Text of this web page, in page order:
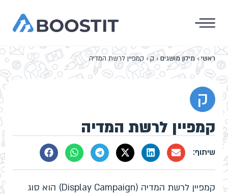
ראשי›מילון מושגים›ק› קמפיין לרשת המדיה
ק
קמפיין לרשת המדיה
קמפיין לרשת המדיה (Display Campaign) הוא סוג